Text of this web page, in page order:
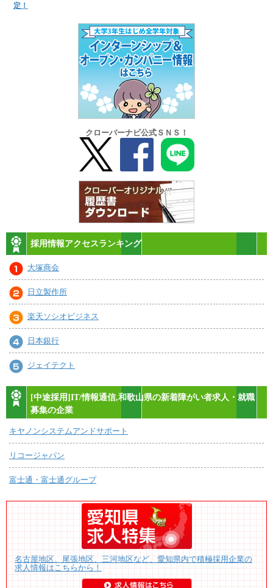
定！
クローバーナビ公式ＳＮＳ！
採用情報アクセスランキング
大塚商会
日立製作所
楽天ソシオビジネス
日本銀行
ジェイテクト
[中途採用]IT/情報通信,和歌山県の新着障がい者求人・就職
募集の企業
キヤノンシステムアンドサポート
リコージャパン
富士通・富士通グループ
名古屋地区、尾張地区、三河地区など、愛知県内で積極採用企業の
求人情報はこちらから！